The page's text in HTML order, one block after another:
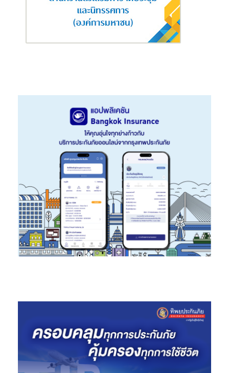
เหมาะสมกับการอยู่อาศัยของผู้สูงอายุหรือคนพิการ ซึ่งขณะนี้ได้เปิด
ให้ประชาชนลงทะเบียนจองสิทธิเช่าผ่านระบบออนไลน์ได้ที่
www.nha.co.th/property/เชียงใหม่หนองหอย/ได้ตั้งแต่บัดนี้ถึงวัน
สำหรับคุณสมบัติและหลักเกณฑ์ของผู้ได้สิทธิเช่า แบ่งออกเป็น 3 กลุ่ม
ได้แก่ กลุ่มที่ 1 ผู้สูงอายุและคนพิการ มีรายได้ไม่เกิน 30,000 บาทต่อ
เดือน โดยผู้สูงอายุจะต้องมีอายุ 60 ปีบริบูรณ์ขึ้นไป นับตั้งแต่วันทำ
สัญญา และคนพิการจะต้องเป็นผู้ถือบัตรประจำตัวคนพิการ มีอายุ 20
ปีบริบูรณ์ขึ้นไป นับตั้งแต่วันทำสัญญา กลุ่มที่ 2 ผู้ถือบัตรสวัสดิการ
แห่งรัฐ มีรายได้ไม่เกิน 100,000 บาทต่อปี กลุ่มที่ 3 ประชาชนทั่วไป มี
รายได้ไม่เกิน 30,000 บาทต่อเดือน มีอายุตั้งแต่ 20 ปีบริบูรณ์ขึ้นไป
ส่วนเงื่อนไขการเช่า การเคหะแห่งชาติได้กำหนดเงินประกันการเช่า 1
เดือน และค่าเช่าล่วงหน้า 1 เดือน และให้สิทธิเช่า 1 คนต่อ 1 ห้อง/สัญญา
โดยมีขนาดครัวเรือนไม่เกิน 4 คน และห้ามมิให้นำห้องที่เช่าไปให้บุคคล
อื่นเช่าช่วง หากตรวจสอบพบภายหลังการเคหะแห่งชาติจะยกเลิกสิทธิ
ผู้ที่นำห้องไปให้บุคคลอื่นเช่าช่วงและเรียกคืนห้องทันที และจะทำ
สัญญากับผู้เช่าช่วงโดยตรงต่อไป